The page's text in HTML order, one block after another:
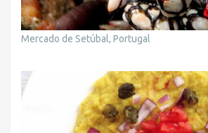
Mercado de Setúbal, Portugal